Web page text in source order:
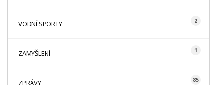
VODNÍ SPORTY 2
ZAMYŠLENÍ 1
ZPRÁVY 85